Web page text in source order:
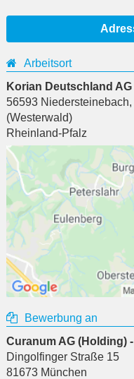
Arbeitsort
Korian Deutschland
56593 Niedersteinebach,
(Westerwald)
Rheinland-Pfalz
Bewerbung an
Curanum AG (Holding)
Dingolfinger Straße 15
81673 München